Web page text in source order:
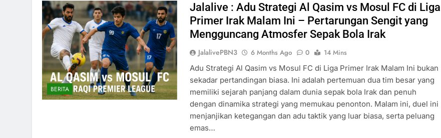
BERITA
Jalalive : Adu Strategi Al Qasim vs Mosul FC di Liga
Primer Irak Malam Ini – Pertarungan Sengit yang
Mengguncang Atmosfer Sepak Bola Irak
JalalivePBN3 6 Months Ago 0
14 Mins
Adu Strategi Al Qasim vs Mosul FC di Liga Primer Irak Malam Ini bukan
sekadar pertandingan biasa. Ini adalah pertemuan dua tim besar yang
memiliki sejarah panjang dalam dunia sepak bola Irak dan penuh
dengan dinamika strategi yang memukau penonton. Malam ini, duel ini
menjanjikan ketegangan dan adu taktik yang luar biasa, serta peluang
emas…